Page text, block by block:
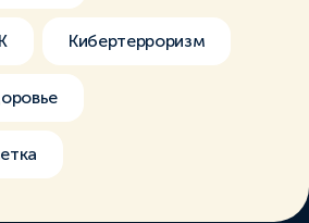
Кибертерроризм